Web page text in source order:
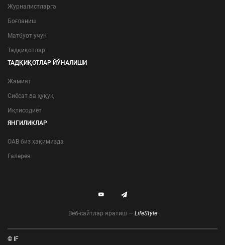
Журналистларга
Боғланиш
Матбуот учун
Тадқиқотлар
ТАДҚИҚОТЛАР ЙЎНАЛИШИ
Жамият
Сиёсат ва ҳуқуқ
Иқтисодиёт
ЯНГИЛИКЛАР
ОАВ биз ҳақимизда
Галерея
Веб-сайтлар яратиш — LifeStyle
© IF